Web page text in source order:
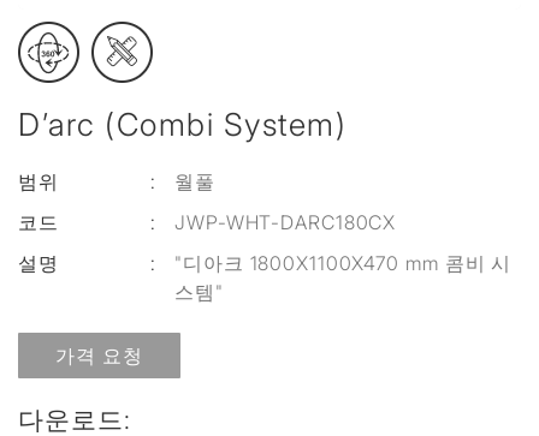
D’arc (Combi System)
범위 :
월풀
코드
:
JWP-WHT-DARC180CX
설명
:
"디아크 1800X1100X470 mm 콤비 시
스템"
가격 요청
다운로드: